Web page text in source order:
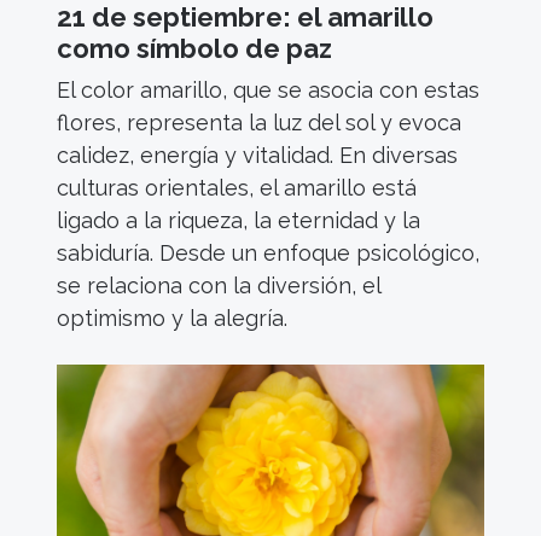
21 de septiembre: el amarillo
como símbolo de paz
El color amarillo, que se asocia con estas
flores, representa la luz del sol y evoca
calidez, energía y vitalidad. En diversas
culturas orientales, el amarillo está
ligado a la riqueza, la eternidad y la
sabiduría. Desde un enfoque psicológico,
se relaciona con la diversión, el
optimismo y la alegría.